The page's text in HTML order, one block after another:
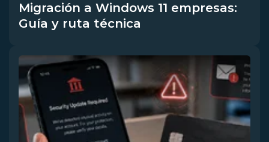
Migración a Windows 11 empresas:
Guía y ruta técnica